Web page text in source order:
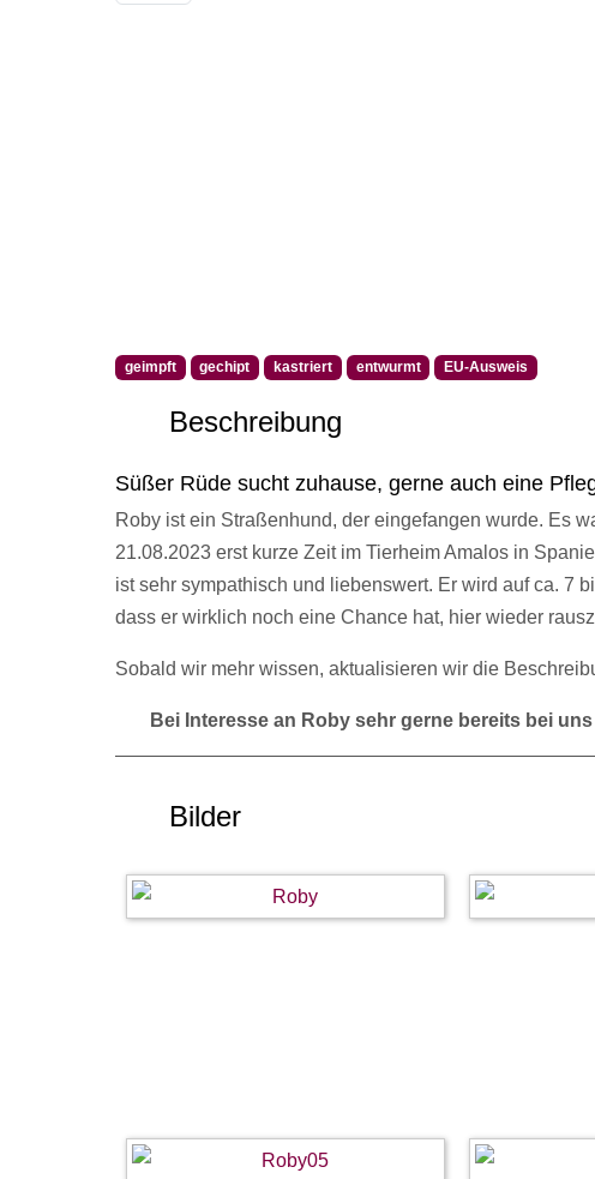
geimpft gechipt kastriert entwurmt EU-Ausweis
Beschreibung
Süßer Rüde sucht zuhause, gerne auch eine
Roby ist ein Straßenhund, der eingefangen wurde. Es
21.08.2023 erst kurze Zeit im Tierheim Amalos in
ist sehr sympathisch und liebenswert. Er wird auf ca. 7
dass er wirklich noch eine Chance hat, hier wieder
Sobald wir mehr wissen, aktualisieren wir die
Bei Interesse an Roby sehr gerne bereits bei
Bilder